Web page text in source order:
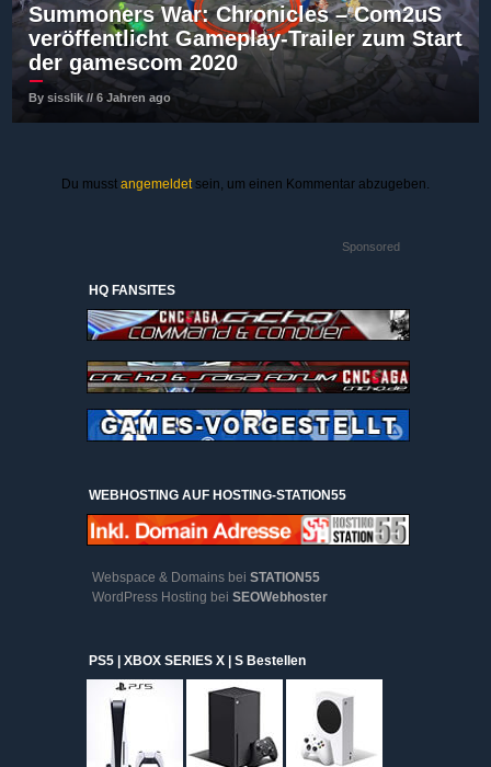
Summoners War: Chronicles – Com2uS
veröffentlicht Gameplay-Trailer zum Start
der gamescom 2020
By sisslik // 6 Jahren ago
Du musst angemeldetsein, um einen Kommentar abzugeben.
Sponsored
HQ FANSITES
WEBHOSTING AUF HOSTING-STATION55
Webspace & Domains bei STATION55
WordPress Hosting bei SEOWebhoster
PS5 | XBOX SERIES X | S Bestellen